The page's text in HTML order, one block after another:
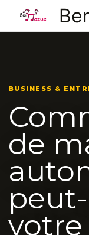
contenu
BUSINESS &
de